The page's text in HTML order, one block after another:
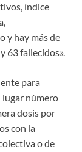
índice
y hay más de
63 fallecidos».
para
lugar número
dosis por
con la
o de